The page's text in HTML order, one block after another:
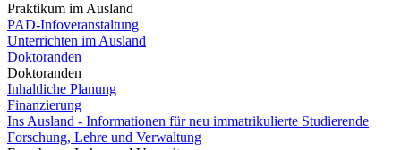
Praktikum im Ausland
PAD-Infoveranstaltung
Unterrichten im Ausland
Doktoranden
Doktoranden
Inhaltliche Planung
Finanzierung
Ins Ausland - Informationen für neu immatrikulierte Studierende
Forschung, Lehre und Verwaltung